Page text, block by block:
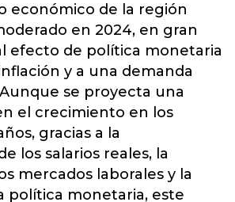
económico de la región
en 2024, en gran
efecto de política monetaria
y a una demanda
se proyecta una
el crecimiento en los
gracias a la
los salarios reales, la
mercados laborales y la
política monetaria, este